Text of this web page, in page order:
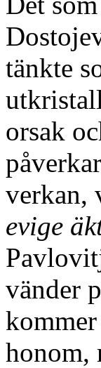
tänkte
orsak
verkan,
evige
vänder
honom,